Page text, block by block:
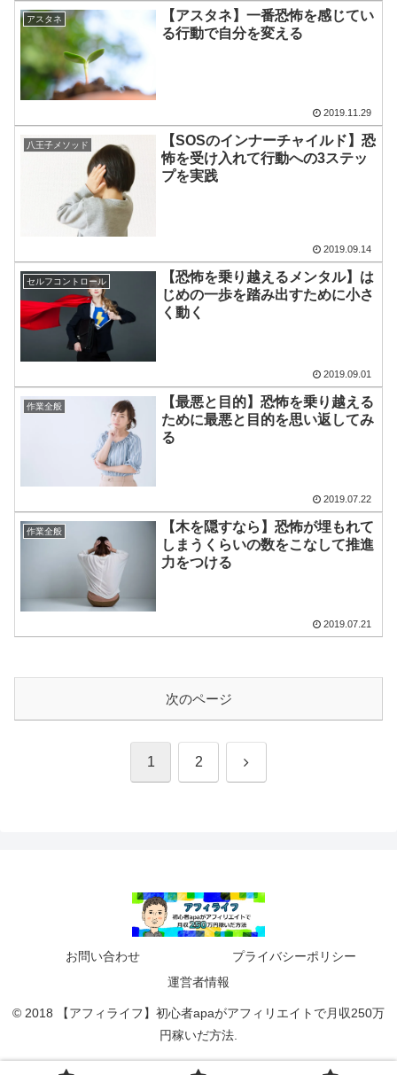
アスタネ
【アスタネ】一番恐怖を感じてい
る行動で自分を変える
2019.11.29
八王子メソッド
【SOSのインナーチャイルド】恐
怖を受け入れて行動への3ステッ
プを実践
2019.09.14
セルフコントロール
【恐怖を乗り越えるメンタル】は
じめの一歩を踏み出すために小さ
く動く
2019.09.01
作業全般
【最悪と目的】恐怖を乗り越える
ために最悪と目的を思い返してみ
る
2019.07.22
作業全般
【木を隠すなら】恐怖が埋もれて
しまうくらいの数をこなして推進
力をつける
2019.07.21
次のページ
1 2 次
お問い合わせ
プライバシーポリシー
運営者情報
© 2018 【アフィライフ】初心者apaがアフィリエイトで月収250万
円稼いだ方法.